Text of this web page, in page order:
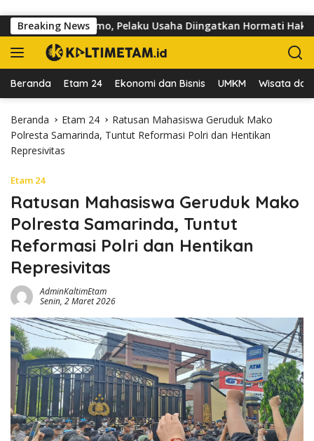
Breaking News
dr Sutomo, Pelaku Usaha Diingatkan Hormati Hak Pejalan
Beranda Etam 24 Ekonomi dan Bisnis UMKM Wisata dan
Beranda Etam 24
Ratusan Mahasiswa Geruduk Mako
Polresta Samarinda, Tuntut Reformasi Polri dan Hentikan
Represivitas
Etam 24
Ratusan Mahasiswa Geruduk Mako
Polresta Samarinda, Tuntut
Reformasi Polri dan Hentikan
Represivitas
AdminKaltimEtam
Senin, 2 Maret 2026